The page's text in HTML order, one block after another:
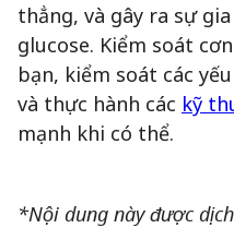
thẳng, và gây ra sự
glucose. Kiểm soát
bạn, kiểm soát các
và thực hành các kỹ
mạnh khi có thể.
*Nội dung này được